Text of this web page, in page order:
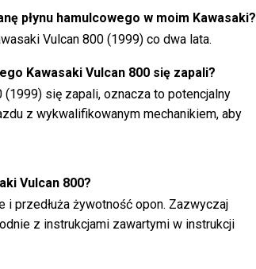
płynu hamulcowego w moim Kawasaki?
Vulcan 800 (1999) co dwa lata.
Kawasaki Vulcan 800 się zapali?
się zapali, oznacza to potencjalny
z wykwalifikowanym mechanikiem, aby
Vulcan 800?
i przedłuża żywotność opon. Zazwyczaj
z instrukcjami zawartymi w instrukcji